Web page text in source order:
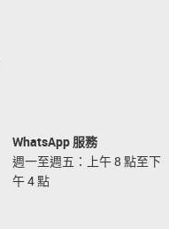
WhatsApp 服務
週一至週五：上午 8 點至下
午 4 點